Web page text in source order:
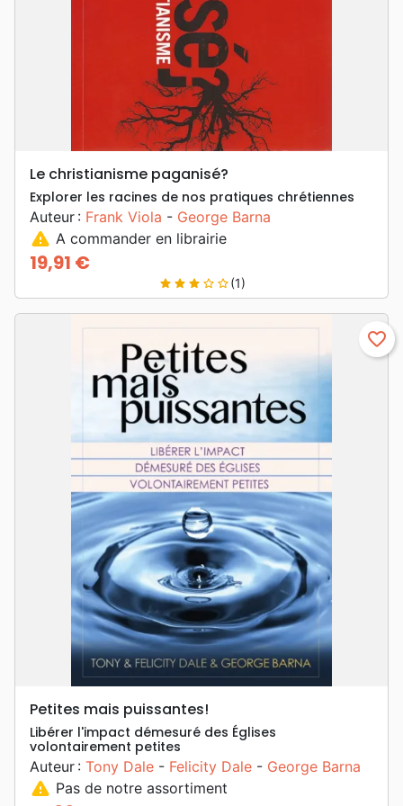
Le christianisme paganisé?
Explorer les racines de nos pratiques chrétiennes
Auteur : Frank Viola - George Barna
warning A commander en librairie
Prix
19,91 €
star star star star_border star_border(1)
favorite_border
Petites mais puissantes!
Libérer l'impact démesuré des Églises
volontairement petites
Auteur : Tony Dale - Felicity Dale - George Barna
warning Pas de notre assortiment